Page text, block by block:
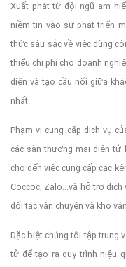
Xuất phát từ đội ngũ am
niềm tin vào sự phát triển
thức sâu sắc về việc dùng
thiểu chi phí cho doanh
diện và tạo cầu nối giữa
nhất.
Phạm vi cung cấp dịch vụ
các sàn thương mại điện tử
cho đến việc cung cấp các
Coccoc, Zalo...và hỗ trợ
đối tác vận chuyển và kho
Đặc biệt chúng tôi tập trung
tử để tạo ra quy trình hiệu